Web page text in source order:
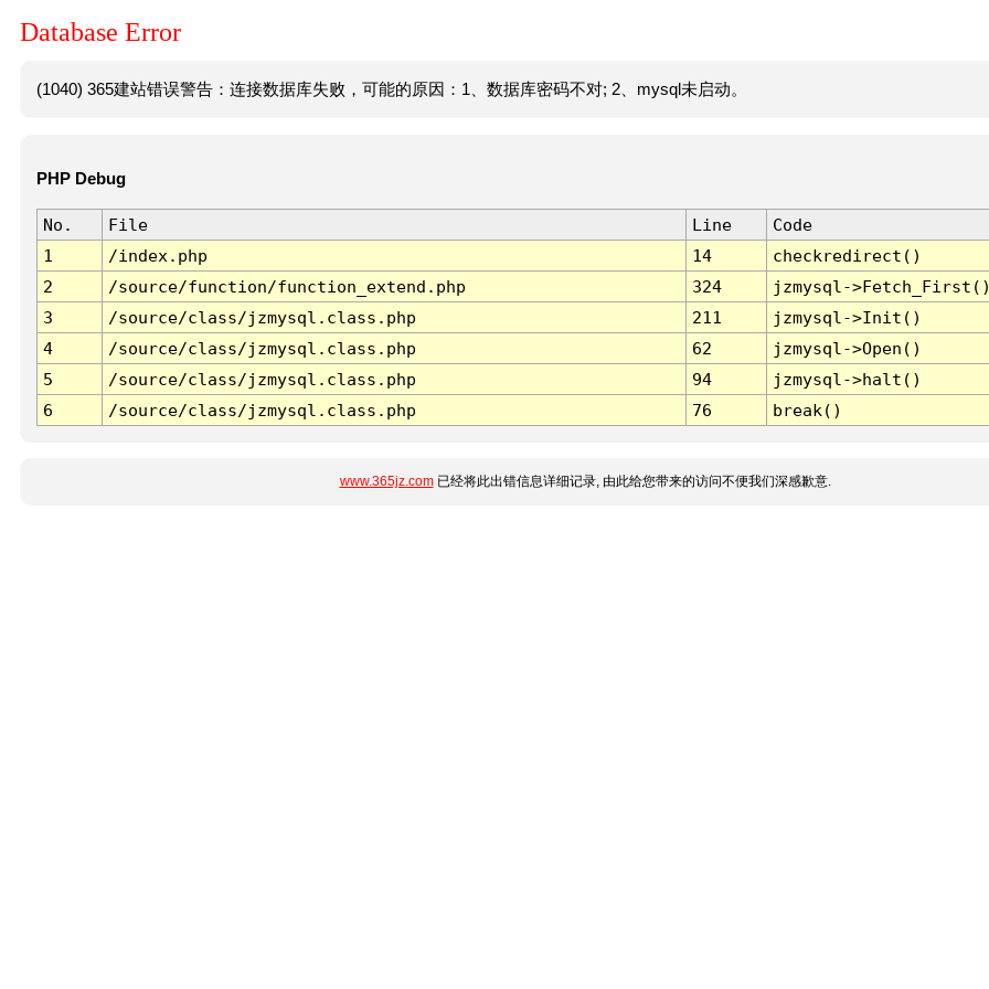
Database Error
(1040) 365建站错误警告：连接数据库失败，可能的原因：1、数据库密码不对; 2、mysql未启动。
PHP Debug
No. File Line
Code
1
/index.php 14
checkredirect()
2
/source/function/function_extend.php 324
jzmysql-
3
/source/class/jzmysql.class.php 211
jzmysql->Init()
4
/source/class/jzmysql.class.php 62
jzmysql->Open()
5
/source/class/jzmysql.class.php 94
jzmysql->halt()
6
/source/class/jzmysql.class.php 76 break()
www.365jz.com已经将此出错信息详细记录, 由此给您带来的访问不便我们深感歉意.